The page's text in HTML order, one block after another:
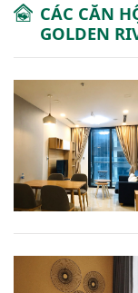
CÁC CĂN
GOLDEN